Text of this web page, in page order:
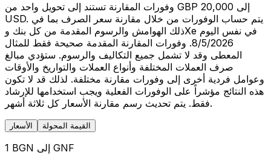
وفورات المقارنة تستند إلى تحويل واحد من GBP 20,000 إلى
USD. يتم حساب الوفورات من خلال مقارنة سعر الصرف بما في
ذلك الهوامش والرسوم المقدمة من كل بنك وXe في نفس اليوم
8/5/2026. وفورات المقارنة المقدمة صحيحة فقط للمثال
المعطى وقد لا تشمل جميع التكاليف والرسوم. ستؤدي مبالغ
صرف العملات المختلفة وأنواع العملات والتواريخ والأوقات
وعوامل فردية أخرى إلى وفورات مقارنة مختلفة. لذلك قد لا تكون
هذه النتائج مؤشراً على الوفورات الفعلية ويجب استخدامها للإرشاد
فقط. يتم تحديث رسم مقارنة الأسعار كل ثلاثة أشهر.
الأسعار القيمة المحولة
1 BGN إلى GNF